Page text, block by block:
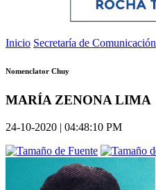
Inicio Secretaría de Comunicación
Nomenclator Chuy
MARÍA ZENONA LIMA
24-10-2020 | 04:48:10 PM